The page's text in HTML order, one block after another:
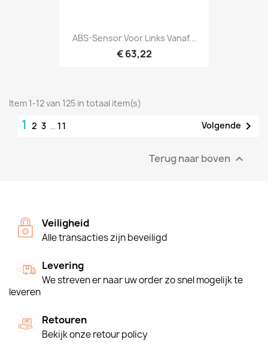
ABS-Sensor Voor Links Vanaf...
€ 63,22
Item 1-12 van 125 in totaal item(s)
1 2 3 … 11 Volgende 
Terug naar boven 
Veiligheid
Alle transacties zijn beveiligd
Levering
We streven er naar uw order zo snel mogelijk te
leveren
Retouren
Bekijk onze retour policy